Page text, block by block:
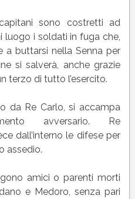
sono costretti ad
luogo i soldati in fuga che,
a buttarsi nella Senna per
si salverà, anche grazie
terzo di tutto l’esercito.
da Re Carlo, si accampa
avversario. Re
dall’interno le difese per
assedio.
amici o parenti morti
e Medoro, senza pari